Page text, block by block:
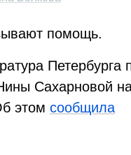
помощь.
Петербурга
Сахарновой
этом сообщила